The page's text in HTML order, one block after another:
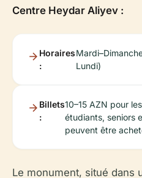
Centre Heydar Aliyev :
Horaires
:
Lundi)
Billets
:
10–15 AZN pour
étudiants, seniors
peuvent être
Le monument, situé dans